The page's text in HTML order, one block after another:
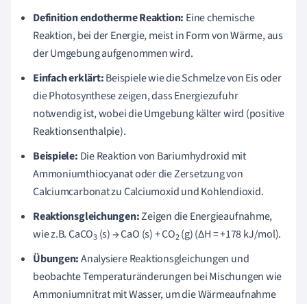
Definition endotherme Reaktion: Eine chemische
Reaktion, bei der Energie, meist in Form von Wärme, aus
der Umgebung aufgenommen wird.
Einfach erklärt:Beispiele wie die Schmelze von Eis oder
die Photosynthese zeigen, dass Energiezufuhr
notwendig ist, wobei die Umgebung kälter wird (positive
Reaktionsenthalpie).
Beispiele: Die Reaktion von Bariumhydroxid mit
Ammoniumthiocyanat oder die Zersetzung von
Calciumcarbonat zu Calciumoxid und Kohlendioxid.
Reaktionsgleichungen:Zeigen die Energieaufnahme,
wie z.B. CaCO3(s) → CaO (s) + CO2 (g) (ΔH = +178 kJ/mol).
Übungen:Analysiere Reaktionsgleichungen und
beobachte Temperaturänderungen bei Mischungen wie
Ammoniumnitrat mit Wasser, um die Wärmeaufnahme